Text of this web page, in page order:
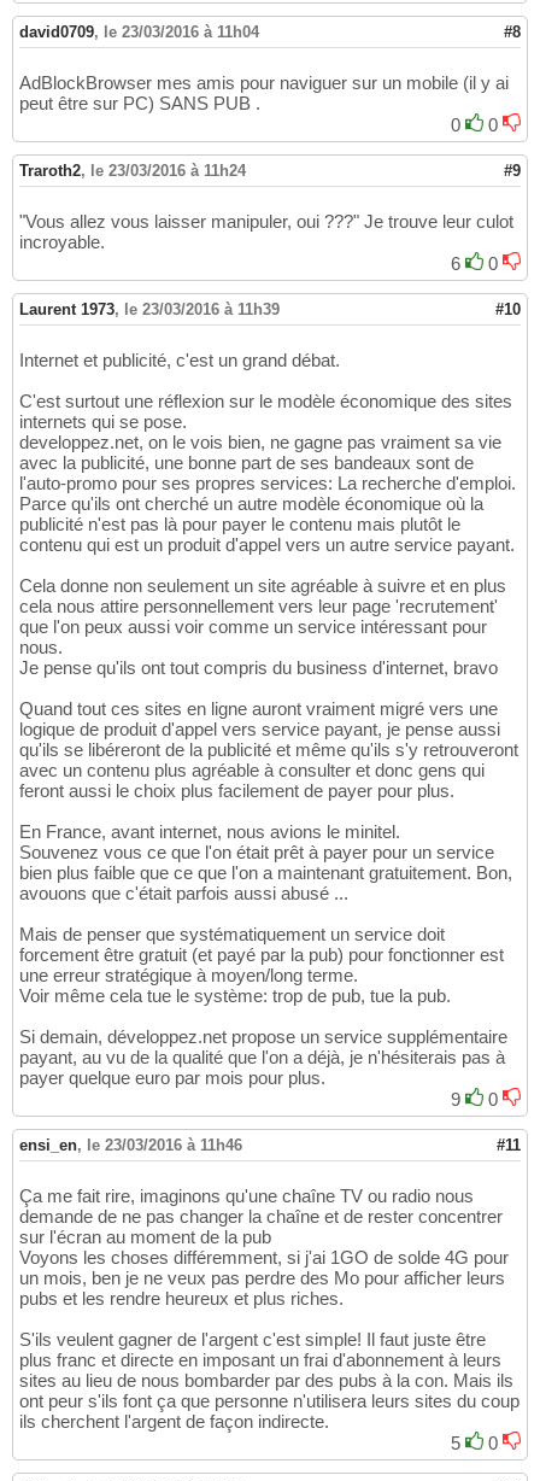
david0709, le 23/03/2016 à 11h04 #8
AdBlockBrowser mes amis pour naviguer sur un mobile (il y ai
peut être sur PC) SANS PUB .
0
0
Traroth2, le 23/03/2016 à 11h24 #9
"Vous allez vous laisser manipuler, oui ???" Je trouve leur culot
incroyable.
6
0
Laurent 1973, le 23/03/2016 à 11h39 #10
Internet et publicité, c'est un grand débat.
C'est surtout une réflexion sur le modèle économique des sites
internets qui se pose.
developpez.net, on le vois bien, ne gagne pas vraiment sa vie
avec la publicité, une bonne part de ses bandeaux sont de
l'auto-promo pour ses propres services: La recherche d'emploi.
Parce qu'ils ont cherché un autre modèle économique où la
publicité n'est pas là pour payer le contenu mais plutôt le
contenu qui est un produit d'appel vers un autre service payant.
Cela donne non seulement un site agréable à suivre et en plus
cela nous attire personnellement vers leur page 'recrutement'
que l'on peux aussi voir comme un service intéressant pour
nous.
Je pense qu'ils ont tout compris du business d'internet, bravo
Quand tout ces sites en ligne auront vraiment migré vers une
logique de produit d'appel vers service payant, je pense aussi
qu'ils se libéreront de la publicité et même qu'ils s'y retrouveront
avec un contenu plus agréable à consulter et donc gens qui
feront aussi le choix plus facilement de payer pour plus.
En France, avant internet, nous avions le minitel.
Souvenez vous ce que l'on était prêt à payer pour un service
bien plus faible que ce que l'on a maintenant gratuitement. Bon,
avouons que c'était parfois aussi abusé ...
Mais de penser que systématiquement un service doit
forcement être gratuit (et payé par la pub) pour fonctionner est
une erreur stratégique à moyen/long terme.
Voir même cela tue le système: trop de pub, tue la pub.
Si demain, développez.net propose un service supplémentaire
payant, au vu de la qualité que l'on a déjà, je n'hésiterais pas à
payer quelque euro par mois pour plus.
9
0
ensi_en, le 23/03/2016 à 11h46 #11
Ça me fait rire, imaginons qu'une chaîne TV ou radio nous
demande de ne pas changer la chaîne et de rester concentrer
sur l'écran au moment de la pub
Voyons les choses différemment, si j'ai 1GO de solde 4G pour
un mois, ben je ne veux pas perdre des Mo pour afficher leurs
pubs et les rendre heureux et plus riches.
S'ils veulent gagner de l'argent c'est simple! Il faut juste être
plus franc et directe en imposant un frai d'abonnement à leurs
sites au lieu de nous bombarder par des pubs à la con. Mais ils
ont peur s'ils font ça que personne n'utilisera leurs sites du coup
ils cherchent l'argent de façon indirecte.
5
0